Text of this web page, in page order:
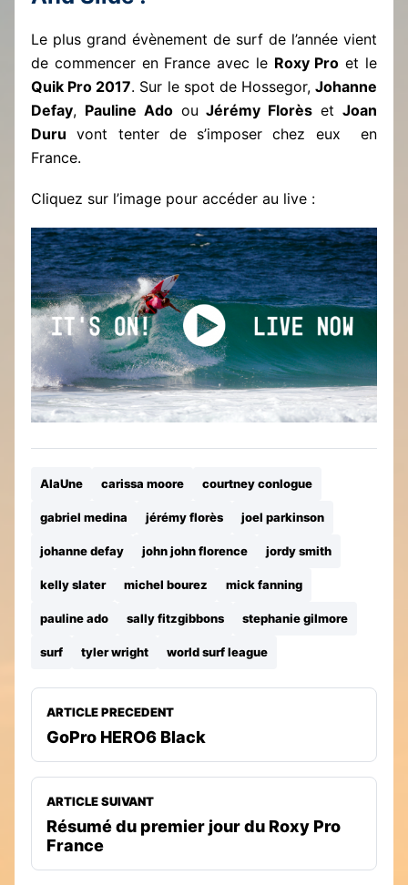
Le plus grand évènement de surf de l’année vient
de commencer en France avec le Roxy Pro et le
Quik Pro 2017. Sur le spot de Hossegor, Johanne
Defay, Pauline AdoouJérémy Florès etJoan
Duru vont tenter de s’imposer chez eux en
France.
Cliquez sur l’image pour accéder au live :
AlaUne carissa moore courtney conlogue
gabriel medina jérémy florès joel parkinson
johanne defay john john florence jordy smith
kelly slater michel bourez mick fanning
pauline ado sally fitzgibbons stephanie gilmore
surf tyler wright world surf league
ARTICLE PRECEDENT
GoPro HERO6 Black
ARTICLE SUIVANT
Résumé du premier jour du Roxy Pro
France